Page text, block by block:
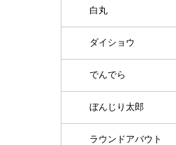
白丸
ダイショウ
でんでら
ぼんじり太郎
ラウンドアバウト